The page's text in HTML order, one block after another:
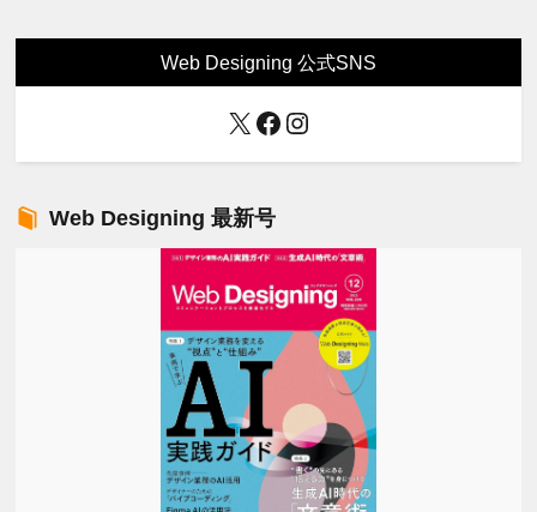
Web Designing 公式SNS
X Facebook
Instagram
Web Designing 最新号